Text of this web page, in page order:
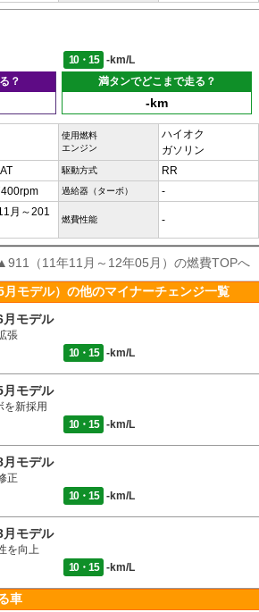
10・15
-km/L
？
満タンでどこまで走る？
-km
使用燃料
エンジン
ハイオク
ガソリン
駆動方式 RR
過給器（ターボ） -
月～201
燃費性能 -
（11年11月～12年05月）の燃費TOPへ
モデル）の他のマイナーチェンジ一覧
モデル
張
10・15 -km/L
モデル
を新採用
10・15 -km/L
モデル
正
10・15 -km/L
モデル
を向上
10・15 -km/L
車